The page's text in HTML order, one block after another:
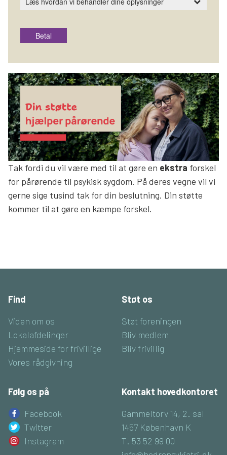
Tak fordi du vil være med til at gøre en ekstra forskel
for pårørende til psykisk sygdom. På deres vegne vil vi
gerne sige tusind tak for din beslutning. Din støtte
kommer til at gøre en kæmpe forskel.
Find
Viden om os
Lokalafdelinger
Hjemmeside for frivillige
Vores rådgivning
Støt os
Støt foreningen
Bliv medlem
Bliv frivillig
Følg os på
Facebook
Twitter
Instagram
Kontakt hovedkontoret
Gammeltorv 14, 2. sal
1457 København K
T. 53 52 99 00